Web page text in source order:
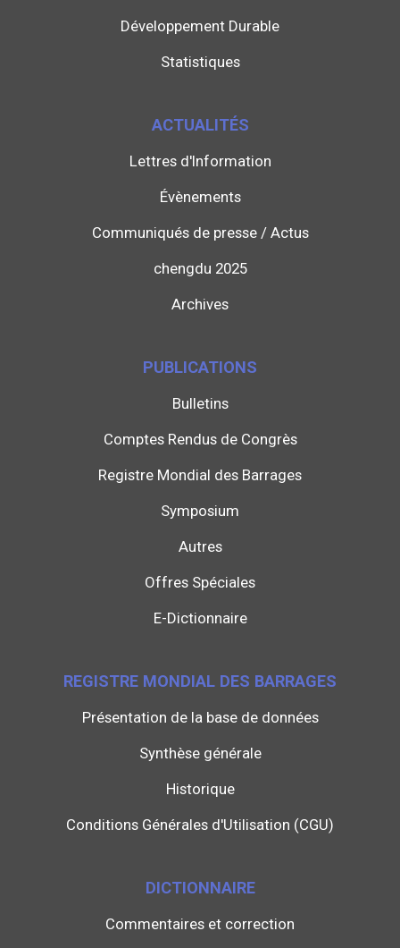
Développement Durable
Statistiques
ACTUALITÉS
Lettres d'Information
Évènements
Communiqués de presse / Actus
chengdu 2025
Archives
PUBLICATIONS
Bulletins
Comptes Rendus de Congrès
Registre Mondial des Barrages
Symposium
Autres
Offres Spéciales
E-Dictionnaire
REGISTRE MONDIAL DES BARRAGES
Présentation de la base de données
Synthèse générale
Historique
Conditions Générales d'Utilisation (CGU)
DICTIONNAIRE
Commentaires et correction